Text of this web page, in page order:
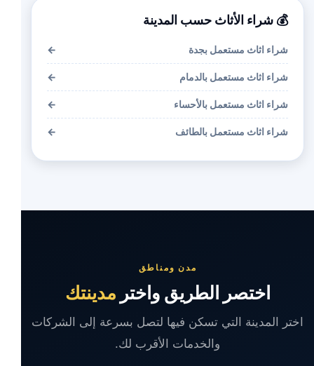
💰 شراء الأثاث حسب المدينة
شراء اثاث مستعمل بجدة ←
شراء اثاث مستعمل بالدمام ←
شراء اثاث مستعمل بالأحساء ←
شراء اثاث مستعمل بالطائف ←
مدن ومناطق
اختصر الطريق واختر مدينتك
اختر المدينة التي تسكن فيها لتصل بسرعة إلى الشركات
والخدمات الأقرب لك.